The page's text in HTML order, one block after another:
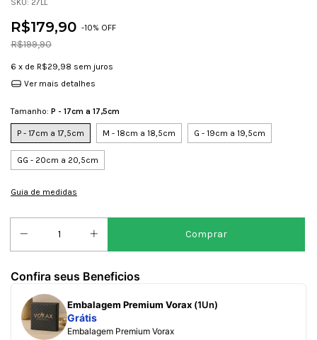
SKU: 27LL
R$179,90 -10% OFF
R$199,90
6 x de R$29,98 sem juros
Ver mais detalhes
Tamanho: P - 17cm a 17,5cm
P - 17cm a 17,5cm M - 18cm a 18,5cm G - 19cm a 19,5cm
GG - 20cm a 20,5cm
Guia de medidas
Confira seus Beneficios
Embalagem Premium Vorax (1Un)
Grátis
Embalagem Premium Vorax